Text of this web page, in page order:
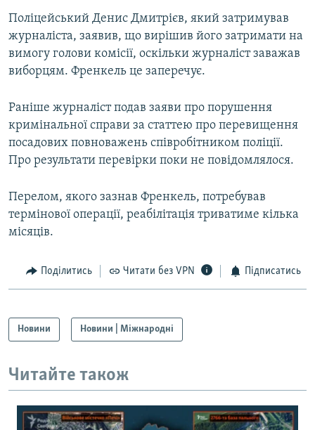
Поліцейський Денис Дмитрієв, який затримував
журналіста, заявив, що вирішив його затримати на
вимогу голови комісії, оскільки журналіст заважав
виборцям. Френкель це заперечує.
Раніше журналіст подав заяви про порушення
кримінальної справи за статтею про перевищення
посадових повноважень співробітником поліції.
Про результати перевірки поки не повідомлялося.
Перелом, якого зазнав Френкель, потребував
термінової операції, реабілітація триватиме кілька
місяців.
Поділитись Читати без VPN Підписатись
Новини Новини | Міжнародні
Читайте також